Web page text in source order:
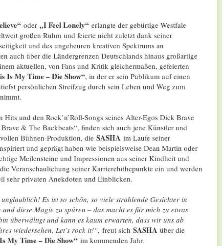
oder „I Feel Lonely“erlangte der gebürtige Westfale
großen Ruhm und feierte nicht zuletzt dank seiner
und des ungeheuren kreativen Spektrums an
auch über die Ländergrenzen Deutschlands hinaus großartige
aktuellen, von Fans und Kritik gleichermaßen, gefeierten
Is My Time – Die Show“, in der er sein Publikum auf einen
persönlichen Streifzug durch sein Leben und Weg zum
Hits und den Rock’n’Roll-Songs seines Alter-Egos Dick Brave
& The Backbeats“, finden sich auch jene Künstler und
Bühnen-Produktion, die SASHA im Laufe seiner
und geprägt haben wie beispielsweise Dean Martin oder
Meilensteine und Impressionen aus seiner Kindheit und
Veranschaulichung seiner Karrierehöhepunkte ein und werden
sehr privaten Anekdoten und Einblicken.
Es ist so schön, so viele strahlende Gesichter in
und diese Magie zu spüren – das macht es für mich zu etwas
überwältigt und kann es kaum erwarten, dass wir uns ab
wiedersehen. Let’s rock it!“, freut sich SASHA über die
My Time – Die Show“ im kommenden Jahr.